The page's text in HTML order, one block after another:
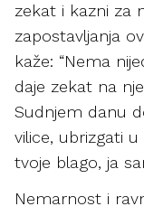
zekat i kazni za
zapostavljanja
kaže: “Nema
daje zekat na
Sudnjem danu
vilice, ubrizgati
tvoje blago, ja
Nemarnost i